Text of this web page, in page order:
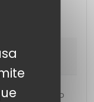
de usuario